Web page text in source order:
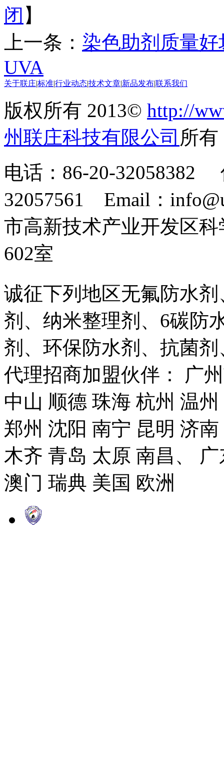
闭 】
上一条： 染色助剂质量
UVA
关于联庄标准行业动态技术文章 新品发布联系我们
版权所有 2013© http://
州联庄科技有限公司 所
电话：86-20-32058382
32057561 Email：
市高新技术产业开发区
602室
诚征下列地区无氟防水
剂、纳米整理剂、6碳防
剂、环保防水剂、抗菌
代理招商加盟伙伴： 广
中山 顺德 珠海 杭州 温
郑州 沈阳 南宁 昆明 济
木齐 青岛 太原 南昌、
澳门 瑞典 美国 欧洲